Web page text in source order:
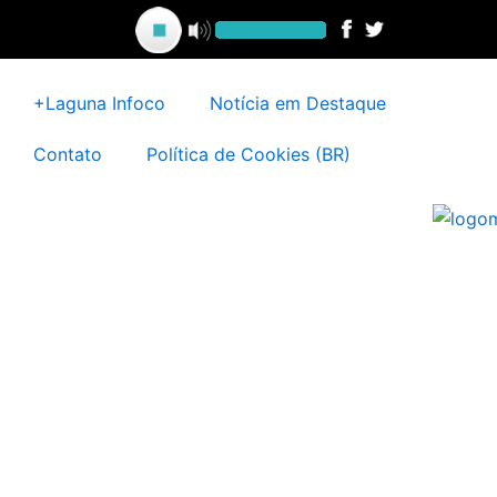
conteúdo
+Laguna Infoco Notícia em Destaque
Contato Política de Cookies (BR)